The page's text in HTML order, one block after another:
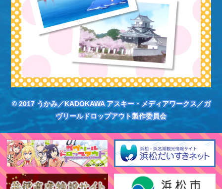
© 2017 うかみ／KADOKAWA アスキー・メディアワークス／ガ
ヴリールドロップアウト製作委員会